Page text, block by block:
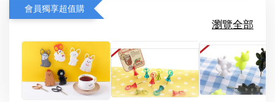
會員獨享超值購
瀏覽全部